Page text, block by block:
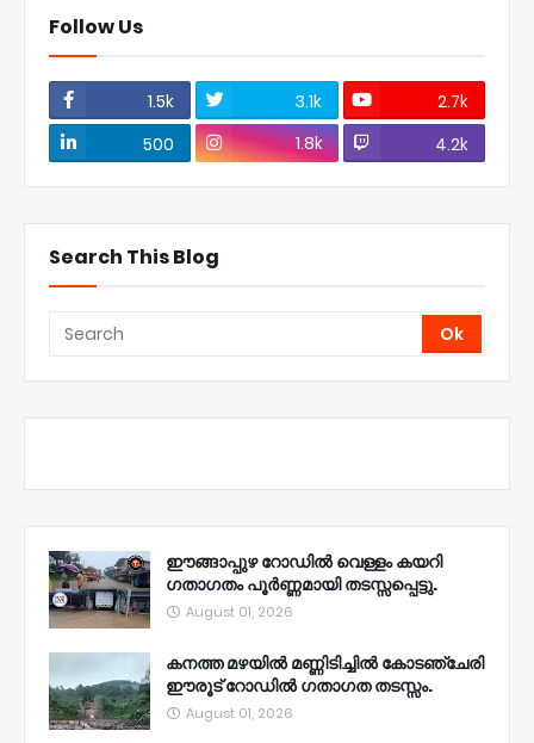
Follow Us
1.5k 3.1k
2.7k
500
1.8k 4.2k
Search This Blog
ഈങ്ങാപ്പുഴ റോഡിൽ വെള്ളം കയറി
ഗതാഗതം പൂർണ്ണമായി തടസ്സപ്പെട്ടു.
August 01, 2026
കനത്ത മഴയിൽ മണ്ണിടിച്ചിൽ കോടഞ്ചേരി
ഈരൂട് റോഡിൽ ഗതാഗത തടസ്സം.
August 01, 2026